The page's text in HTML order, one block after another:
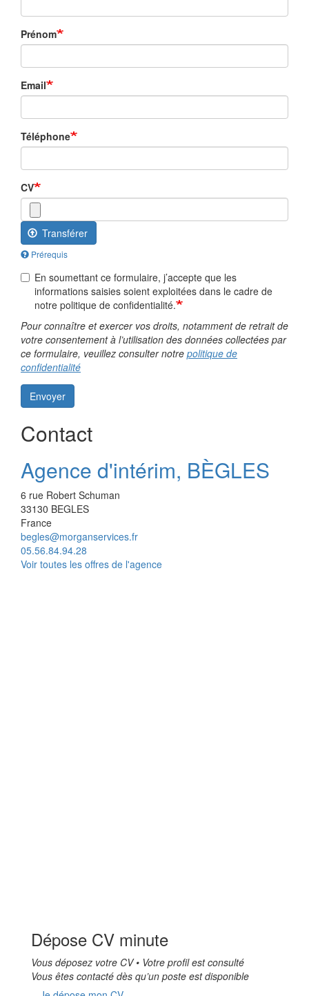
Prénom
Email
Téléphone
CV
Transférer
Prérequis
En soumettant ce formulaire, j’accepte que les
informations saisies soient exploitées dans le cadre de
notre politique de confidentialité.
Pour connaître et exercer vos droits, notamment de retrait de
votre consentement à l’utilisation des données collectées par
ce formulaire, veuillez consulter notre politique de
confidentialité
Envoyer
Contact
Agence d'intérim, BÈGLES
6 rue Robert Schuman
33130 BEGLES
France
begles@morganservices.fr
05.56.84.94.28
Voir toutes les offres de l'agence
Dépose CV minute
Vous déposez votre CV • Votre profil est consulté
Vous êtes contacté dès qu’un poste est disponible